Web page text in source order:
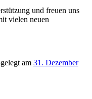
und freuen uns
vie­len neuen
am 31. Dezember